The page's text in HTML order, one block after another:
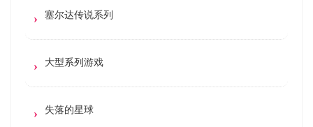
塞尔达传说系列
大型系列游戏
失落的星球